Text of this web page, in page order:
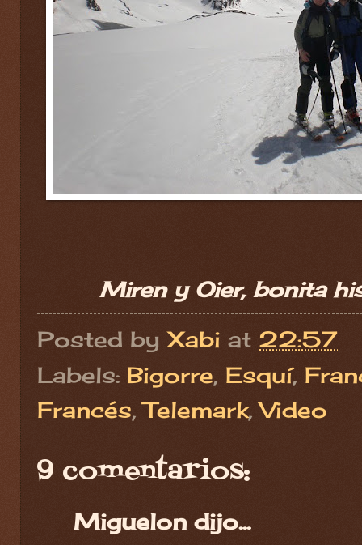
Miren y Oier, bonita
Posted byXabi at 22:57
Labels: Bigorre, Esquí,
Francés,Telemark,Video
9 comentarios:
Miguelon dijo...